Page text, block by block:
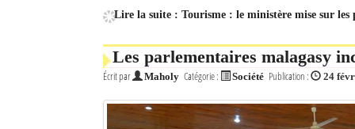
Lire la suite : Tourisme : le ministère mise sur les
Les parlementaires malagasy
Écrit par Maholy Catégorie : Société Publication : 24